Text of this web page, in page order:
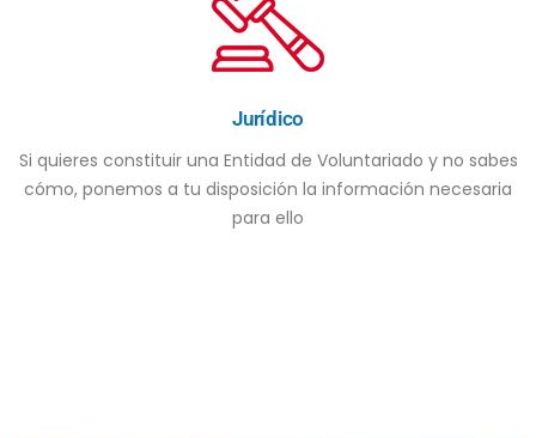
Jurídico
Si quieres constituir una Entidad de Voluntariado y no sabes
cómo, ponemos a tu disposición la información necesaria
para ello